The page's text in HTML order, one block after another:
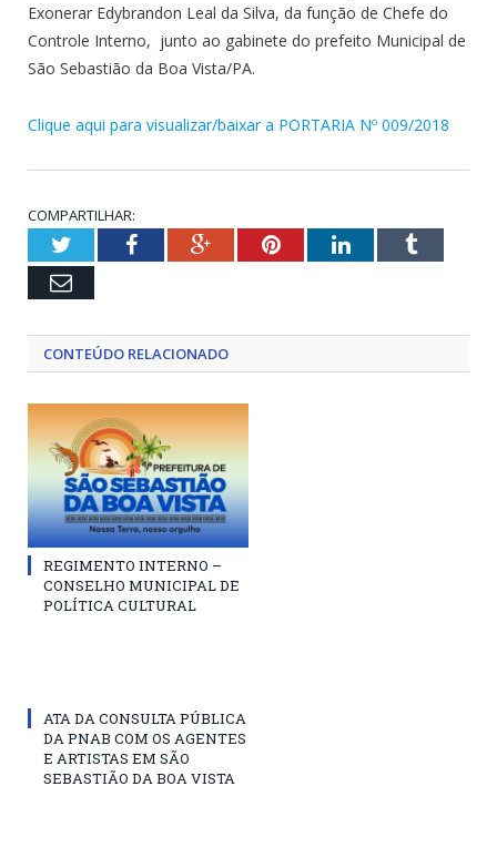
Exonerar Edybrandon Leal da Silva, da função de Chefe do
Controle Interno, junto ao gabinete do prefeito Municipal de
São Sebastião da Boa Vista/PA.
Clique aqui para visualizar/baixar a PORTARIA Nº 009/2018
COMPARTILHAR:
TwitterFacebookGoogle+PinterestLinkedInTumblr
Email
CONTEÚDO RELACIONADO
REGIMENTO INTERNO –
CONSELHO MUNICIPAL DE
POLÍTICA CULTURAL
ATA DA CONSULTA PÚBLICA
DA PNAB COM OS AGENTES
E ARTISTAS EM SÃO
SEBASTIÃO DA BOA VISTA